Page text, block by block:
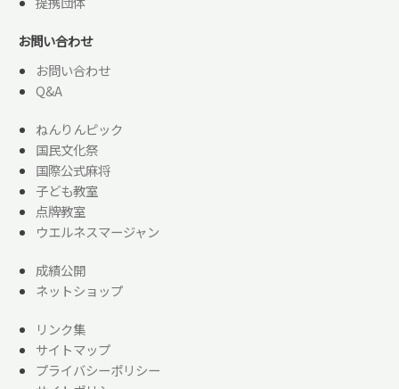
お問い合わせ
お問い合わせ
Q&A
ねんりんピック
国民文化祭
国際公式麻将
子ども教室
点牌教室
ウエルネスマージャン
成績公開
ネットショップ
リンク集
サイトマップ
プライバシーポリシー